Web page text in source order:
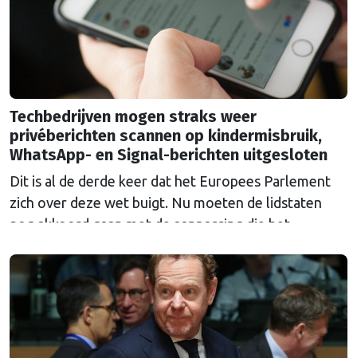
Techbedrijven mogen straks weer
privéberichten scannen op kindermisbruik,
WhatsApp- en Signal-berichten uitgesloten
Dit is al de derde keer dat het Europees Parlement
zich over deze wet buigt. Nu moeten de lidstaten
nog akkoord gaan met de aanpassing die het